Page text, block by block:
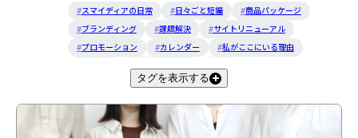
スマイディアの日常 日々ごと短編
商品パッケージ
ブランディング
課題解決
サイトリニューアル
プロモーション
カレンダー
私がここにいる理由
スマイとお客様
小説
スマイディアノート編集部
滋賀
アグリ事業部
タグを表示する